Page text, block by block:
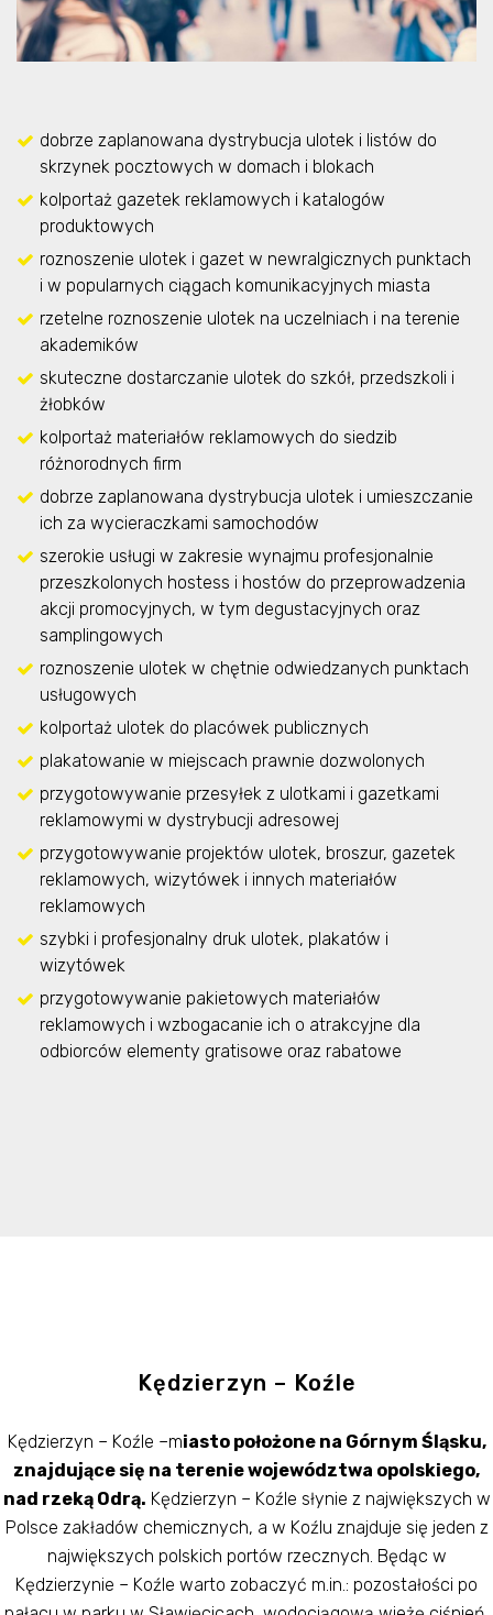
dobrze zaplanowana dystrybucja ulotek i listów do
skrzynek pocztowych w domach i blokach
kolportaż gazetek reklamowych i katalogów
produktowych
roznoszenie ulotek i gazet w newralgicznych punktach
i w popularnych ciągach komunikacyjnych miasta
rzetelne roznoszenie ulotek na uczelniach i na terenie
akademików
skuteczne dostarczanie ulotek do szkół, przedszkoli i
żłobków
kolportaż materiałów reklamowych do siedzib
różnorodnych firm
dobrze zaplanowana dystrybucja ulotek i umieszczanie
ich za wycieraczkami samochodów
szerokie usługi w zakresie wynajmu profesjonalnie
przeszkolonych hostess i hostów do przeprowadzenia
akcji promocyjnych, w tym degustacyjnych oraz
samplingowych
roznoszenie ulotek w chętnie odwiedzanych punktach
usługowych
kolportaż ulotek do placówek publicznych
plakatowanie w miejscach prawnie dozwolonych
przygotowywanie przesyłek z ulotkami i gazetkami
reklamowymi w dystrybucji adresowej
przygotowywanie projektów ulotek, broszur, gazetek
reklamowych, wizytówek i innych materiałów
reklamowych
szybki i profesjonalny druk ulotek, plakatów i
wizytówek
przygotowywanie pakietowych materiałów
reklamowych i wzbogacanie ich o atrakcyjne dla
odbiorców elementy gratisowe oraz rabatowe
Kędzierzyn – Koźle
Kędzierzyn – Koźle –miasto położone na Górnym Śląsku,
znajdujące się na terenie województwa opolskiego,
nad rzeką Odrą. Kędzierzyn – Koźle słynie z największych w
Polsce zakładów chemicznych, a w Koźlu znajduje się jeden z
największych polskich portów rzecznych. Będąc w
Kędzierzynie – Koźle warto zobaczyć m.in.: pozostałości po